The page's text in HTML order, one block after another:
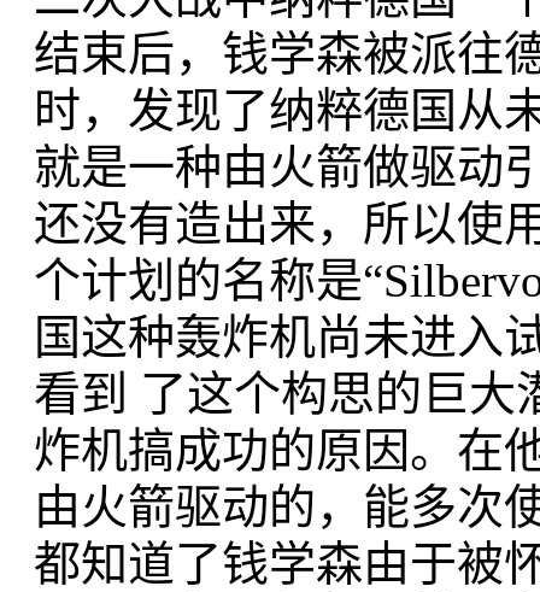
结束后，钱学森被派往
时，发现了纳粹德国从
就是一种由火箭做驱动
还没有造出来，所以使
个计划的名称是
国这种轰炸机尚未进入
看到 了这个构思的巨大
炸机搞成功的原因。在
由火箭驱动的，能多次
都知道了钱学森由于被